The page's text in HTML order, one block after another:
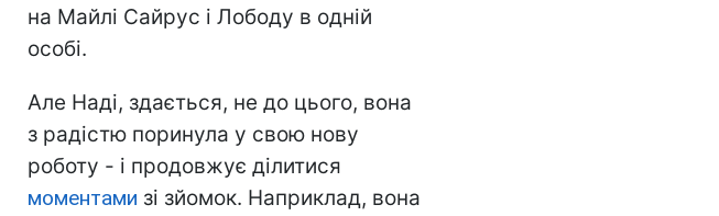
на Майлі Сайрус і Лободу в одній
особі.
Але Наді, здається, не до цього, вона
з радістю поринула у свою нову
роботу - і продовжує ділитися
моментами зі зйомок. Наприклад, вона